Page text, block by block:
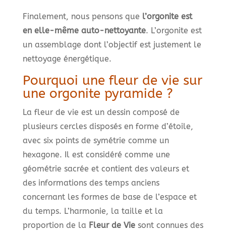
Finalement, nous pensons que l’orgonite est
en elle-même auto-nettoyante. L’orgonite est
un assemblage dont l’objectif est justement le
nettoyage énergétique.
Pourquoi une fleur de vie sur
une orgonite pyramide ?
La fleur de vie est un dessin composé de
plusieurs cercles disposés en forme d’étoile,
avec six points de symétrie comme un
hexagone. Il est considéré comme une
géométrie sacrée et contient des valeurs et
des informations des temps anciens
concernant les formes de base de l’espace et
du temps. L’harmonie, la taille et la
proportion de la Fleur de Viesont connues des